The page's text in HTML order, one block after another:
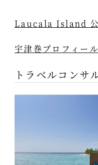
Laucala Island
宇津巻プロフィール
トラベルコンサ